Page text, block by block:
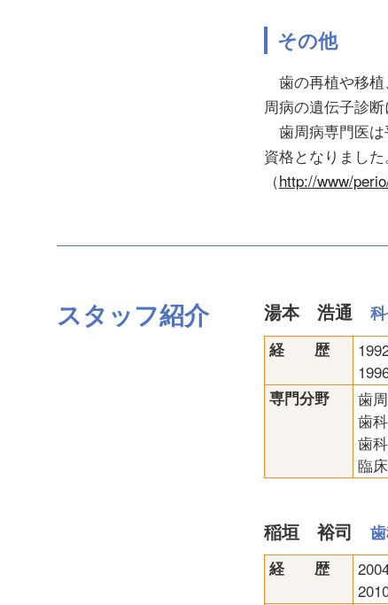
その他
歯の再植や移植
周病の遺伝子診
歯周病専門医は
資格となりまし
（http://www/
スタッフ紹介 湯本 浩通
経 歴
専門分野
歯
歯
歯
臨
稲垣 裕司
経 歴